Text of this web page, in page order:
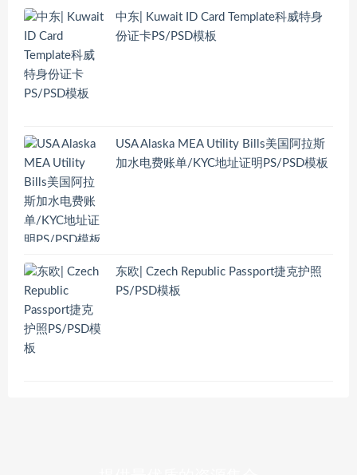
中东| Kuwait ID Card Template科威特身
份证卡PS/PSD模板
USA Alaska MEA Utility Bills美国阿拉斯
加水电费账单/KYC地址证明PS/PSD模板
东欧| Czech Republic Passport捷克护照
PS/PSD模板